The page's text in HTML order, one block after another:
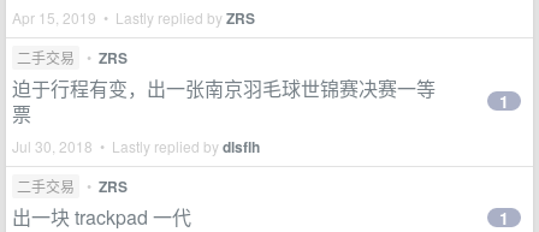
Apr 15, 2019 • Lastly replied byZRS
二手交易 • ZRS
迫于行程有变，出一张南京羽毛球世锦赛决赛一等
票
Jul 30, 2018 • Lastly replied bydlsflh
1
二手交易 • ZRS
出一块 trackpad 一代 1